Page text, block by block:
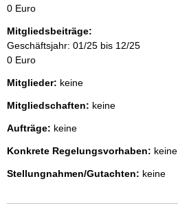
0 Euro
Mitgliedsbeiträge:
Geschäftsjahr: 01/25 bis 12/25
0 Euro
Mitglieder: keine
Mitgliedschaften: keine
Aufträge: keine
Konkrete Regelungsvorhaben: keine
Stellungnahmen/Gutachten: keine